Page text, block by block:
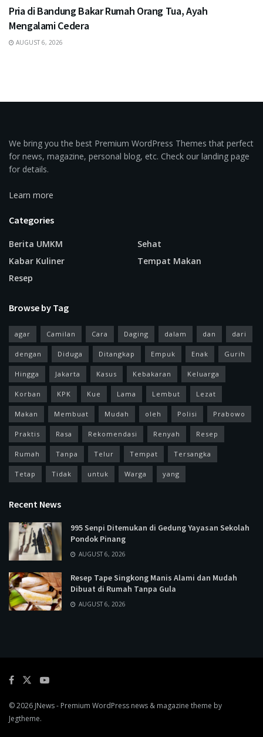
Pria di Bandung Bakar Rumah Orang Tua, Ayah
Mengalami Cedera
AUGUST 6, 2026
We bring you the best Premium WordPress Themes that perfect
for news, magazine, personal blog, etc. Check our landing page
for details.
Learn more
Categories
Berita UMKM
Kabar Kuliner
Resep
Sehat
Tempat Makan
Browse by Tag
agar Camilan Cara Daging dalam dan dari
dengan Diduga Ditangkap Empuk Enak Gurih
Hingga Jakarta Kasus Kebakaran Keluarga
Korban KPK Kue Lama Lembut Lezat
Makan Membuat Mudah oleh Polisi Prabowo
Praktis Rasa Rekomendasi Renyah Resep
Rumah Tanpa Telur Tempat Tersangka
Tetap Tidak untuk Warga yang
Recent News
995 Senpi Ditemukan di Gedung Yayasan Sekolah
Pondok Pinang
AUGUST 6, 2026
Resep Tape Singkong Manis Alami dan Mudah
Dibuat di Rumah Tanpa Gula
AUGUST 6, 2026
© 2026 JNews- Premium WordPress news & magazine theme by
Jegtheme.